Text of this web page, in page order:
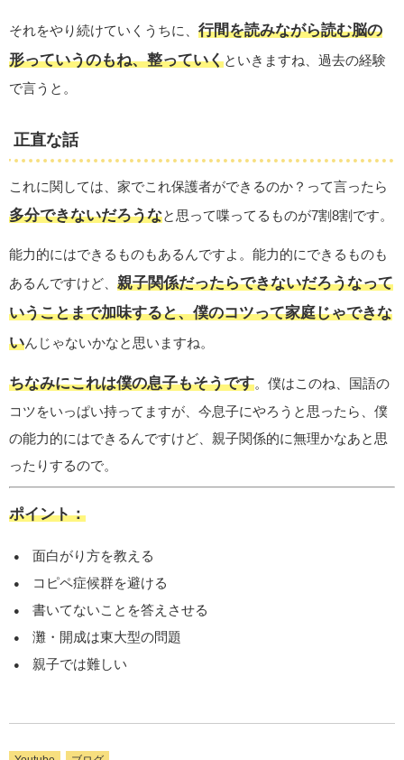
それをやり続けていくうちに、 行間を読みながら読む脳の
形っていうのもね、整っていくといきますね、過去の経験
で言うと。
正直な話
これに関しては、家でこれ保護者ができるのか？って言ったら
多分できないだろうなと思って喋ってるものが7割8割です。
能力的にはできるものもあるんですよ。能力的にできるものも
あるんですけど、 親子関係だったらできないだろうなって
いうことまで加味すると、僕のコツって家庭じゃできな
いんじゃないかなと思いますね。
ちなみにこれは僕の息子もそうです。僕はこのね、国語の
コツをいっぱい持ってますが、今息子にやろうと思ったら、僕
の能力的にはできるんですけど、親子関係的に無理かなあと思
ったりするので。
ポイント：
面白がり方を教える
コピペ症候群を避ける
書いてないことを答えさせる
灘・開成は東大型の問題
親子では難しい